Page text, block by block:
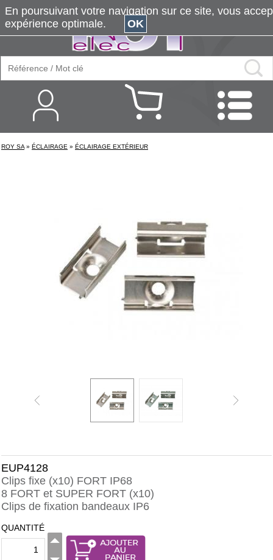
ROY SA » ÉCLAIRAGE » ÉCLAIRAGE EXTÉRIEUR
EUP4128
Clips fixe (x10) FORT IP68
8 FORT et SUPER FORT (x10)
Clips de fixation bandeaux IP6
QUANTITÉ
En poursuivant votre navigation sur ce site, vous
expérience optimale.
OK